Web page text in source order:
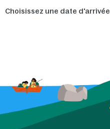
Choisissez une date d'arrivée